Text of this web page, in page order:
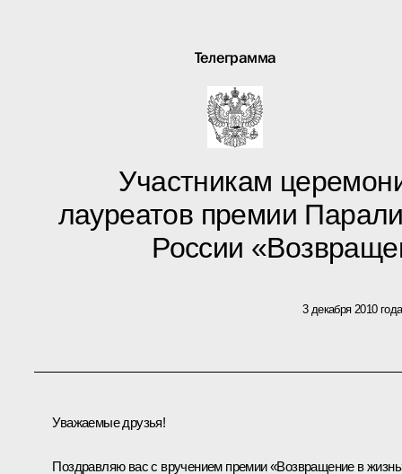
Телеграмма
Участникам
лауреатов премии
России
3 декабря 2010 года
Уважаемые друзья!
Поздравляю вас с вручением премии «Возвращение в